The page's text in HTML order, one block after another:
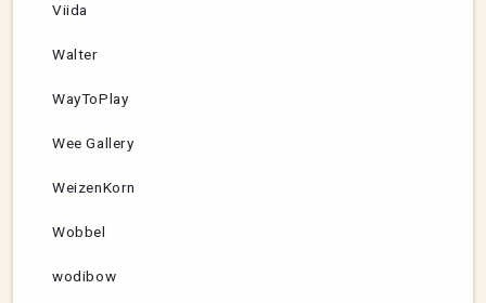
Viida
Walter
WayToPlay
Wee Gallery
WeizenKorn
Wobbel
wodibow